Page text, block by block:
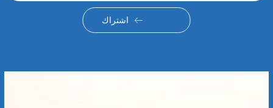
اشتراك